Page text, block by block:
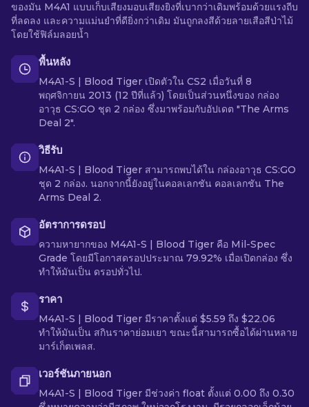
ของมัน M4A1 แบบเก็บเสียงมอบเสียงยิงที่เบากว่าเดิมพร้อมด้วยแรงถีบ
ที่ลดลง และความแม่นยำที่ดียิ่งกว่าเดิม มันถูกลงสีด้วยลายเสือสีป่าไม้
โดยใช้ฟิล์มลอยน้ำ
พื้นหลัง
M4A1-S | Blood Tiger เปิดตัวใน CS2 เมื่อวันที่ 8
พฤศจิกายน 2013 (12 ปีที่แล้ว) โดยเป็นส่วนหนึ่งของ กล่อง
อาวุธ CS:GO ชุด 2 กล่อง ซึ่งมาพร้อมกับอัปเดต "The Arms
Deal 2".
วิธีรับ
M4A1-S | Blood Tiger สามารถพบได้ใน กล่องอาวุธ CS:GO
ชุด 2 กล่อง. นอกจากนี้ยังอยู่ในคอลเลกชัน คอลเลกชัน The
Arms Deal 2.
อัตราการดรอป
ความหายากของ M4A1-S | Blood Tiger คือ Mil-Spec
Grade โดยมีโอกาสดรอปประมาณ 79.92% เมื่อเปิดกล่อง ซึ่ง
ทำให้มันเป็น ดรอปทั่วไป.
ราคา
M4A1-S | Blood Tiger มีราคาตั้งแต่ $5.59 ถึง $22.06
ทำให้มันเป็น สกินราคาย่อมเยา ขณะนี้สามารถซื้อได้ผ่านหลาย
มาร์เก็ตเพลส.
เวอร์ชันภายนอก
M4A1-S | Blood Tiger มีช่วงค่า float ตั้งแต่ 0.00 ถึง 0.30